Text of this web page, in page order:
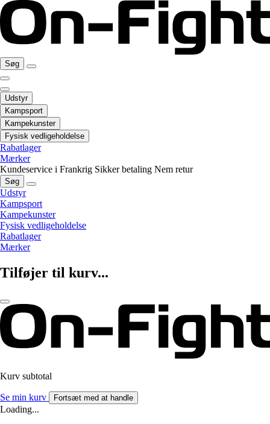
Søg
Udstyr
Kampsport
Kampekunster
Fysisk vedligeholdelse
Rabatlager
Mærker
Kundeservice i Frankrig Sikker betaling Nem retur
Søg
Udstyr
Kampsport
Kampekunster
Fysisk vedligeholdelse
Rabatlager
Mærker
Tilføjer til kurv...
Kurv subtotal
Se min kurv Fortsæt med at handle
Loading...